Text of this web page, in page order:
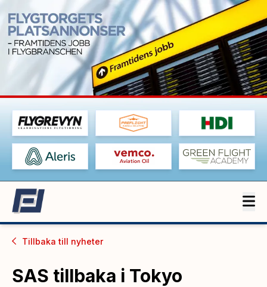
Tillbaka till nyheter
SAS tillbaka i Tokyo